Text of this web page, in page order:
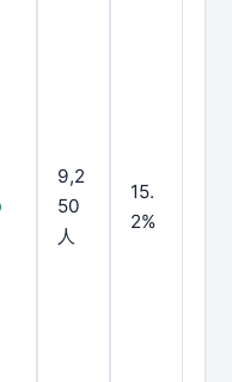
9,2
50
人
15.
2%